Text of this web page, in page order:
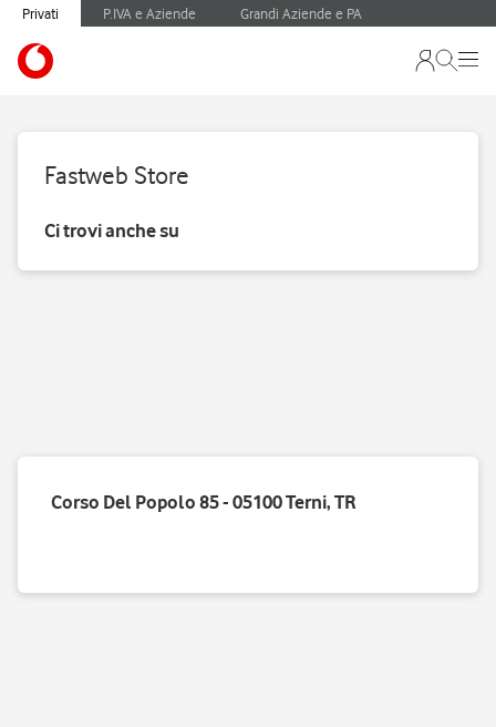
Privati P.IVA e Aziende Grandi Aziende e PA
Fastweb Store
Ci trovi anche su
Corso Del Popolo 85 - 05100 Terni, TR